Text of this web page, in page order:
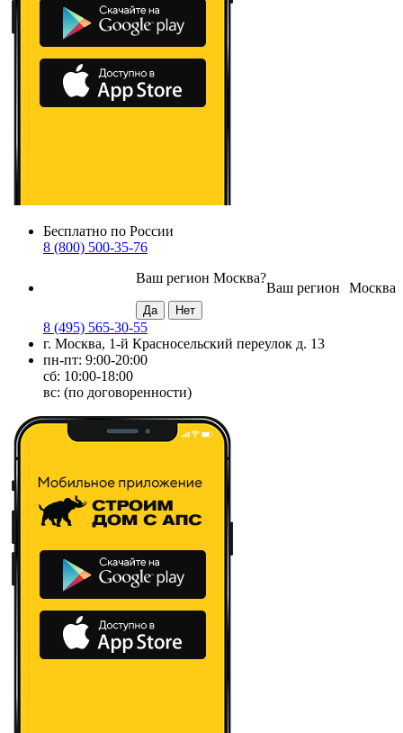
Бесплатно по России
8 (800) 500-35-76
Москва
Ваш регион
Ваш регион Москва?
8 (495) 565-30-55
г. Москва, 1-й Красносельский переулок д. 13
пн-пт: 9:00-20:00
сб: 10:00-18:00
вс: (по договоренности)